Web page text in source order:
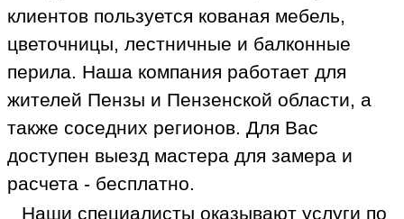
клиентов пользуется кованая мебель,
цветочницы, лестничные и балконные
перила. Наша компания работает для
жителей Пензы и Пензенской области, а
также соседних регионов. Для Вас
доступен выезд мастера для замера и
расчета - бесплатно.
Наши специалисты оказывают услуги по